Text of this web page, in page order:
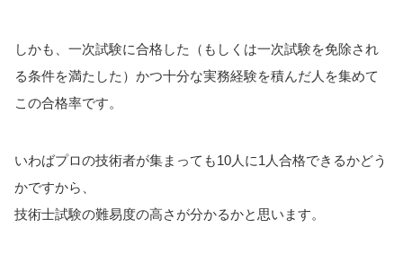
しかも、一次試験に合格した（もしくは一次試験を免除され
る条件を満たした）かつ十分な実務経験を積んだ人を集めて
この合格率です。
いわばプロの技術者が集まっても10人に1人合格できるかどう
かですから、
技術士試験の難易度の高さが分かるかと思います。